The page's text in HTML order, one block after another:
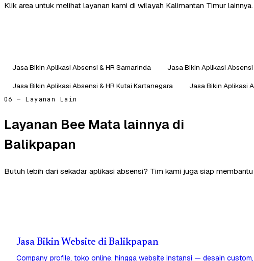
Klik area untuk melihat layanan kami di wilayah Kalimantan Timur lainnya.
Jasa Bikin Aplikasi Absensi & HR Samarinda Jasa Bikin Aplikasi Absensi
Jasa Bikin Aplikasi Absensi & HR Kutai Kartanegara
Jasa Bikin Aplikasi
06 — Layanan Lain
Layanan Bee Mata lainnya di
Balikpapan
Butuh lebih dari sekadar aplikasi absensi? Tim kami juga siap
Jasa Bikin Website di Balikpapan
Company profile, toko online, hingga website instansi — desain custom,